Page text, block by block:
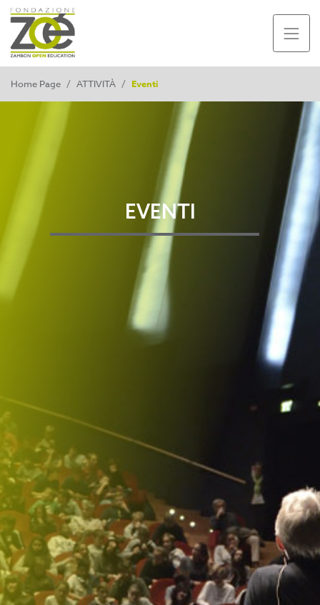
Home Page / ATTIVITÀ / Eventi
EVENTI